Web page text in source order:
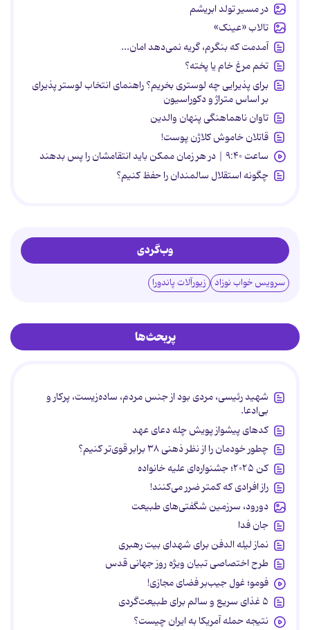
در مسیر تولد ابریشم
تالاب «عینک»
آمدمت که بنگرم، گریه نمی‌دهد امان...
تخم مرغ خام یا پخته؟
برای پذیرایی چه لوستری بخریم؟ راهنمای انتخاب لوستر پذیرای
بر اساس متراژ و دکوراسیون
تاوان ناهماهنگی پنهان والدین
قاتلان خاموش کلاژن پوست!
ساعت ۹:۴۰ | در هر زمان ممکن باید انتقامشان را پس بدهند
چگونه استقلال سالمندان را حفظ کنیم؟
وب‌گردی
سرویس خواب نوزاد زیورآلات پاندورا
پربحث‌ها
شهید رئیسی، مردی بود از جنس مردم، ساده‌زیست، پرکار و
بی‌ادعا.
کدهای پیشواز پویش چله دعای عهد
چطور خودمان را از نظر ذهنی ۳۸ برابر قوی‌تر کنیم؟
کن ۲۰۲۵؛ جشنواره‌ای علیه خانواده
راز افرادی که کمتر ضرر می‌کنند!
دورود، سرزمین شگفتی‌های طبیعت
جان فدا
نماز لیله الدفن برای شهدای بیت رهبری
طرح اختصاصی تبیان ویژه روز جهانی قدس
فومو؛ غول جیب‌بر فضای مجازی!
۵ غذای سریع و سالم برای طبیعت‌گردی
نتیجه حمله آمریکا به ایران چیست؟